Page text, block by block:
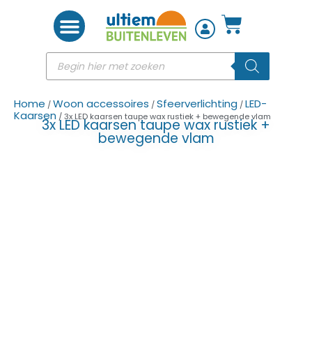
Home /Woon accessoires /Sfeerverlichting /LED-
Kaarsen / 3x LED kaarsen taupe wax rustiek + bewegende vlam
3x LED kaarsen taupe wax rustiek +
bewegende vlam